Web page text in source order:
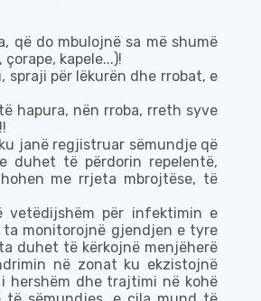
që do mbulojnë sa më shumë
kapele...)!
spraji për lëkurën dhe rrobat, e
hapura, nën rroba, rreth syve
janë regjistruar sëmundje që
duhet të përdorin repelentë,
me rrjeta mbrojtëse, të
për infektimin e
ta monitorojnë gjendjen e tyre
duhet të kërkojnë menjëherë
në zonat ku ekzistojnë
hershëm dhe trajtimi në kohë